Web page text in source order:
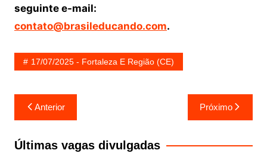
seguinte e-mail:
contato@brasileducando.com.
17/07/2025 - Fortaleza E Região (CE)
Navegação
de
Post
Anterior Próximo
Últimas vagas divulgadas